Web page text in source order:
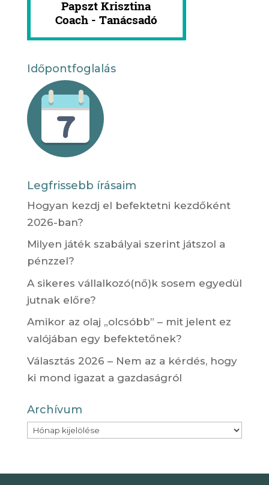
Időpontfoglalás
Legfrissebb írásaim
Hogyan kezdj el befektetni kezdőként
2026-ban?
Milyen játék szabályai szerint játszol a
pénzzel?
A sikeres vállalkozó(nő)k sosem egyedül
jutnak előre?
Amikor az olaj „olcsóbb” – mit jelent ez
valójában egy befektetőnek?
Választás 2026 – Nem az a kérdés, hogy
ki mond igazat a gazdaságról
Archívum
Archívum